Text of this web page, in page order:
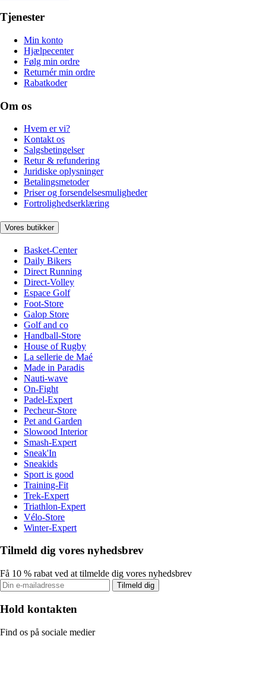
Tjenester
Min konto
Hjælpecenter
Følg min ordre
Returnér min ordre
Rabatkoder
Om os
Hvem er vi?
Kontakt os
Salgsbetingelser
Retur & refundering
Juridiske oplysninger
Betalingsmetoder
Priser og forsendelsesmuligheder
Fortrolighedserklæring
Vores butikker
Basket-Center
Daily Bikers
Direct Running
Direct-Volley
Espace Golf
Foot-Store
Galop Store
Golf and co
Handball-Store
House of Rugby
La sellerie de Maé
Made in Paradis
Nauti-wave
On-Fight
Padel-Expert
Pecheur-Store
Pet and Garden
Slowood Interior
Smash-Expert
Sneak'In
Sneakids
Sport is good
Training-Fit
Trek-Expert
Triathlon-Expert
Vélo-Store
Winter-Expert
Tilmeld dig vores nyhedsbrev
Få 10 % rabat ved at tilmelde dig vores nyhedsbrev
Tilmeld dig
Hold kontakten
Find os på sociale medier